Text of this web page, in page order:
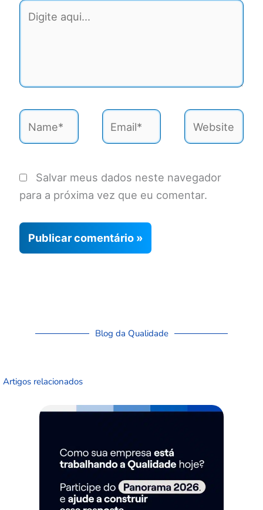
Digite
aqui...
Name* Email* Website
Salvar meus dados neste navegador
para a próxima vez que eu comentar.
Blog da Qualidade
Artigos relacionados